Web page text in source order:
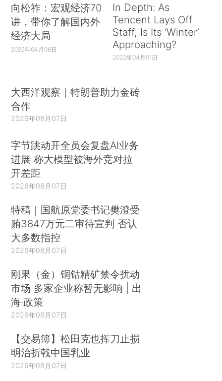
向松祚：宏观经济70
讲，带你了解国内外
经济大局
2022年04月06日
In Depth: As
Tencent Lays Off
Staff, Is Its ‘Winter’
Approaching?
2022年04月01日
大西洋观察｜特朗普助力金砖
合作
2026年08月07日
字节跳动开全员会复盘AI业务
进展 称大模型被海外竞对拉
开差距
2026年08月07日
特稿｜国航原党委书记樊澄受
贿3847万元二审待宣判 否认
大多数指控
2026年08月07日
刚果（金）铜钴精矿禁令扰动
市场 多家企业称暂无影响 | 出
海·政策
2026年08月07日
【交易簿】松田克也挥刀止损
明治折戟中国乳业
2026年08月07日